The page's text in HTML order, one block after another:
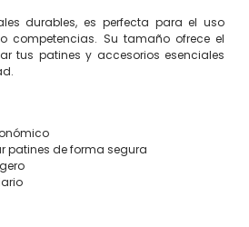
durables, es perfecta para el uso
competencias. Su tamaño ofrece el
tus patines y accesorios esenciales
patines de forma segura